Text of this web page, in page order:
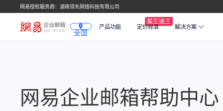
网易授权服务商：湖南领先网络科技有限公司
全国
产品功能 定价标准 解决方案
网易企业邮箱帮助中心